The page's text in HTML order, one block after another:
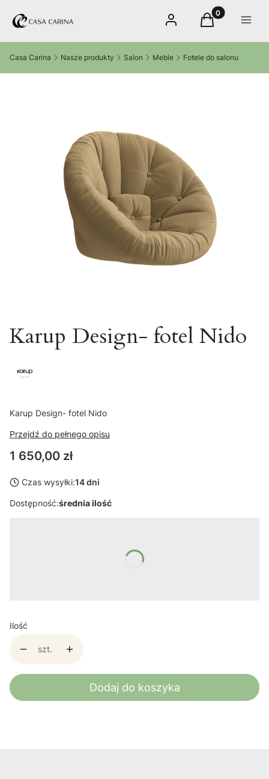
Zaloguj sięProdukty w
Koszyk Menu
Casa Carina Nasze produkty Salon Meble Fotele do salonu
Karup Design- fotel Nido
Karup Design- fotel Nido
Przejdź do pełnego opisu
Cena
1 650,00 zł
Czas wysyłki:14 dni
Dostępność:średnia ilość
Poszczególne warianty mogą różnić się ceną
Ilość
szt.
Dodaj do koszyka